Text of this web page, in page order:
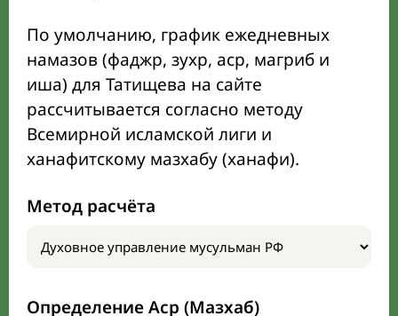
По умолчанию, график ежедневных
намазов (фаджр, зухр, аср, магриб и
иша) для Татищева на сайте
рассчитывается согласно методу
Всемирной исламской лиги и
ханафитскому мазхабу (ханафи).
Метод расчёта
Определение Аср (Мазхаб)